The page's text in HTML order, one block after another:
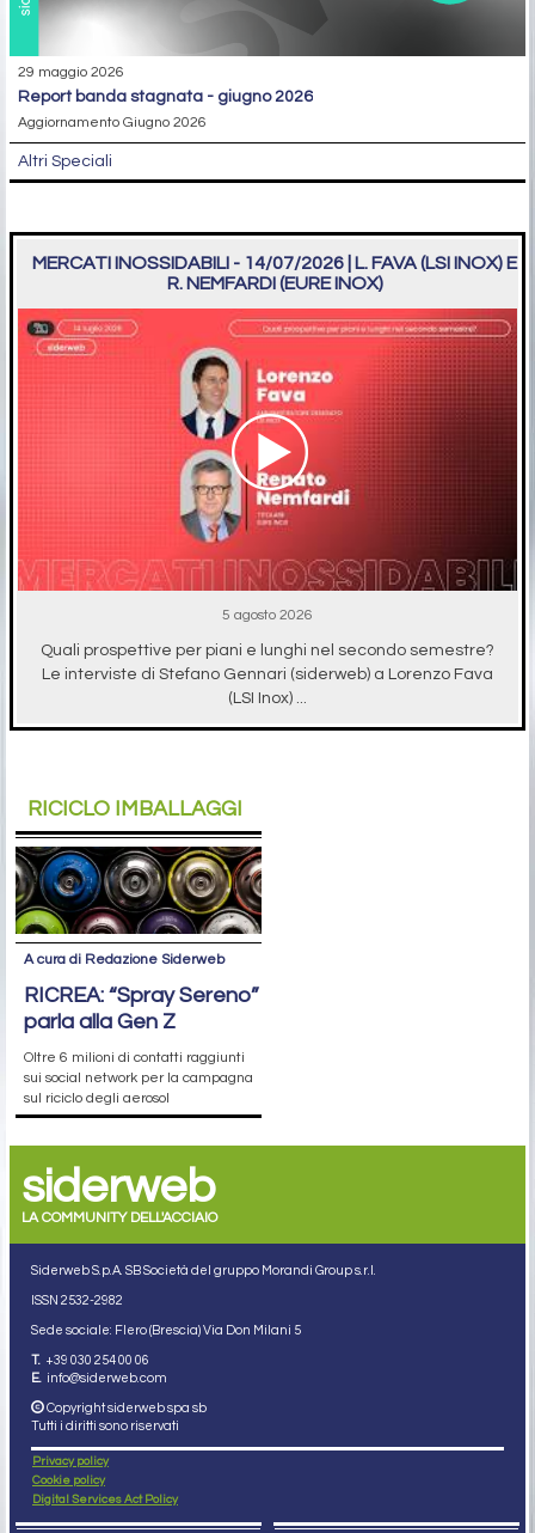
29 maggio 2026
report banda stagnata - giugno 2026
Aggiornamento Giugno 2026
Altri Speciali
MERCATI INOSSIDABILI - 14/07/2026 | L. FAVA (LSI INOX) E
R. NEMFARDI (EURE INOX)
5 agosto 2026
Quali prospettive per piani e lunghi nel secondo semestre?
Le interviste di Stefano Gennari (siderweb) a Lorenzo Fava
(LSI Inox) ...
RICICLO IMBALLAGGI
A cura di Redazione Siderweb
RICREA: “Spray Sereno”
parla alla Gen Z
Oltre 6 milioni di contatti raggiunti
sui social network per la campagna
sul riciclo degli aerosol
siderweb
LA COMMUNITY DELL'ACCIAIO
Siderweb S.p.A. SB Società del gruppo Morandi Group s.r.l.
ISSN 2532-2982
Sede sociale: Flero (Brescia) Via Don Milani 5
T. +39 030 254 00 06
E. info@siderweb.com
Copyright siderweb spa sb
Tutti i diritti sono riservati
Privacy policy
Cookie policy
Digital Services Act Policy